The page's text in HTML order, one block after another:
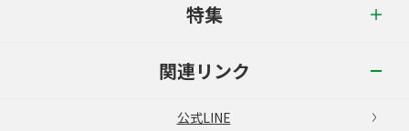
特集
関連リンク
公式LINE